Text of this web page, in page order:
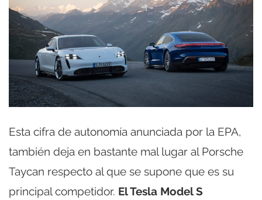
Esta cifra de autonomía anunciada por la EPA,
también deja en bastante mal lugar al Porsche
Taycan respecto al que se supone que es su
principal competidor. El Tesla Model S